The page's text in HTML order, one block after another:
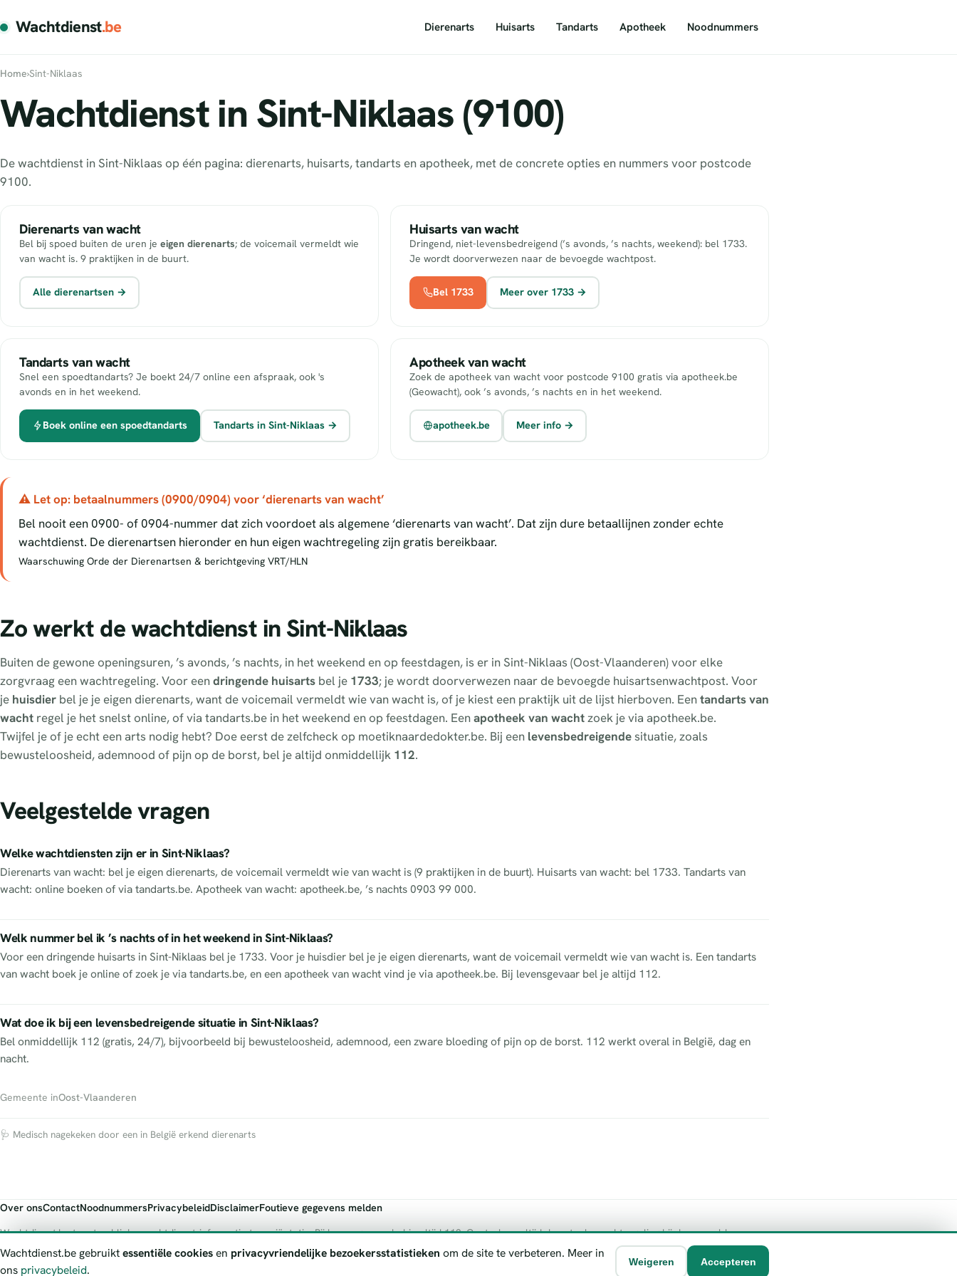
Wachtdienst.be Dierenarts Huisarts Tandarts Apotheek Noodnummers
Home›Sint-Niklaas
Wachtdienst in Sint-Niklaas (9100)
De wachtdienst in Sint-Niklaas op één pagina: dierenarts, huisarts, tandarts en apotheek, met de concrete opties en nummers voor postcode
9100.
Dierenarts van wacht
Bel bij spoed buiten de uren je eigen dierenarts; de voicemail vermeldt wie
van wacht is. 9 praktijken in de buurt.
Alle dierenartsen →
Huisarts van wacht
Dringend, niet-levensbedreigend (’s avonds, ’s nachts, weekend): bel 1733.
Je wordt doorverwezen naar de bevoegde wachtpost.
Bel 1733 Meer over 1733 →
Tandarts van wacht
Snel een spoedtandarts? Je boekt 24/7 online een afspraak, ook 's
avonds en in het weekend.
Boek online een spoedtandarts Tandarts in Sint-Niklaas →
Apotheek van wacht
Zoek de apotheek van wacht voor postcode 9100 gratis via apotheek.be
(Geowacht), ook ’s avonds, ’s nachts en in het weekend.
apotheek.be Meer info →
⚠ Let op: betaalnummers (0900/0904) voor ‘dierenarts van wacht’
Bel nooit een 0900- of 0904-nummer dat zich voordoet als algemene ‘dierenarts van wacht’. Dat zijn dure betaallijnen zonder echte
wachtdienst. De dierenartsen hieronder en hun eigen wachtregeling zijn gratis bereikbaar.
Waarschuwing Orde der Dierenartsen & berichtgeving VRT/HLN
Zo werkt de wachtdienst in Sint-Niklaas
Buiten de gewone openingsuren, ’s avonds, ’s nachts, in het weekend en op feestdagen, is er in Sint-Niklaas (Oost-Vlaanderen) voor elke
zorgvraag een wachtregeling. Voor eendringende huisarts bel je 1733; je wordt doorverwezen naar de bevoegde huisartsenwachtpost. Voor
je huisdier bel je je eigen dierenarts, want de voicemail vermeldt wie van wacht is, of je kiest een praktijk uit de lijst hierboven. Eentandarts van
wacht regel je het snelst online, of via tandarts.be in het weekend en op feestdagen. Eenapotheek van wachtzoek je via apotheek.be.
Twijfel je of je echt een arts nodig hebt? Doe eerst de zelfcheck op moetiknaardedokter.be. Bij een levensbedreigendesituatie, zoals
bewusteloosheid, ademnood of pijn op de borst, bel je altijd onmiddellijk 112.
Veelgestelde vragen
Welke wachtdiensten zijn er in Sint-Niklaas?
Dierenarts van wacht: bel je eigen dierenarts, de voicemail vermeldt wie van wacht is (9 praktijken in de buurt). Huisarts van wacht: bel 1733. Tandarts van
wacht: online boeken of via tandarts.be. Apotheek van wacht: apotheek.be, ’s nachts 0903 99 000.
Welk nummer bel ik ’s nachts of in het weekend in Sint-Niklaas?
Voor een dringende huisarts in Sint-Niklaas bel je 1733. Voor je huisdier bel je je eigen dierenarts, want de voicemail vermeldt wie van wacht is. Een tandarts
van wacht boek je online of zoek je via tandarts.be, en een apotheek van wacht vind je via apotheek.be. Bij levensgevaar bel je altijd 112.
Wat doe ik bij een levensbedreigende situatie in Sint-Niklaas?
Bel onmiddellijk 112 (gratis, 24/7), bijvoorbeeld bij bewusteloosheid, ademnood, een zware bloeding of pijn op de borst. 112 werkt overal in België, dag en
nacht.
Gemeente inOost-Vlaanderen
🩺 Medisch nagekeken door een in België erkend dierenarts
Over onsContactNoodnummersPrivacybeleidDisclaimerFoutieve gegevens melden
Wachtdienst.be toont publieke wachtdienst-informatie ter oriëntatie. Bij levensgevaar bel je altijd 112. Controleer altijd de actuele wachtregeling bij de vermelde
officiële bron.
© 2026 Wachtdienst.be
Wachtdienst.be gebruiktessentiële cookiesen privacyvriendelijke bezoekersstatistieken om de site te verbeteren. Meer in
ons privacybeleid.
Weigeren Accepteren